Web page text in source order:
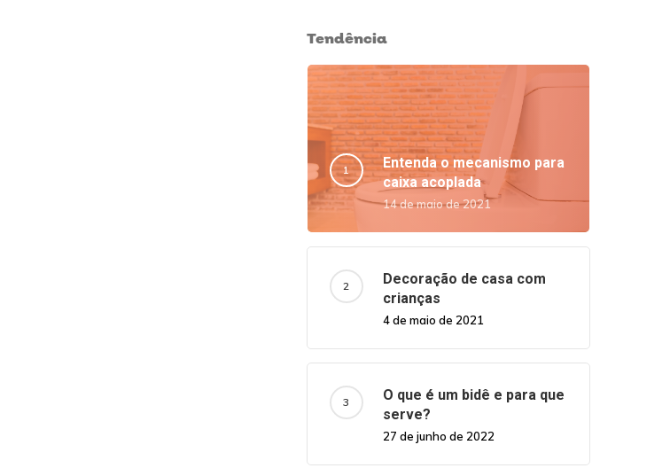
Tendência
Entenda o mecanismo para
caixa acoplada
14 de maio de 2021
Decoração de casa com
crianças
4 de maio de 2021
O que é um bidê e para que
serve?
27 de junho de 2022